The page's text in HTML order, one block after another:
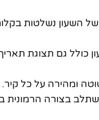
נשלטות בקלות
גם תצוגת
ומהירה על כל קיר.
בצורה הרמונית